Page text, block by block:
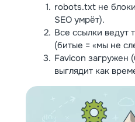
robots.txt не
SEO умрёт).
Все ссылки ведут
(битые = «мы не
Favicon загружен
выглядит как